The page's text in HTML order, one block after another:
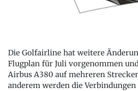
Die Golfairline hat weitere
Flugplan für Juli vorgenommen
Airbus A380 auf mehreren
anderem werden die Verbindungen